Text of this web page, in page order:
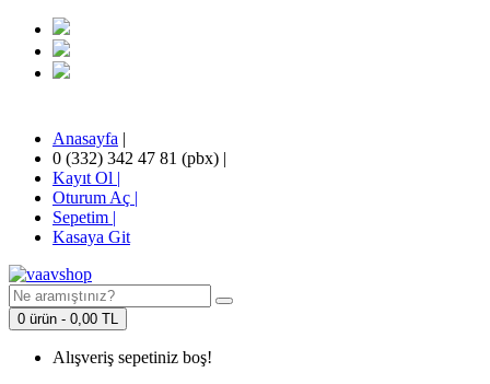
Anasayfa |
0 (332) 342 47 81 (pbx) |
Kayıt Ol |
Oturum Aç |
Sepetim |
Kasaya Git
0 ürün - 0,00 TL
Alışveriş sepetiniz boş!